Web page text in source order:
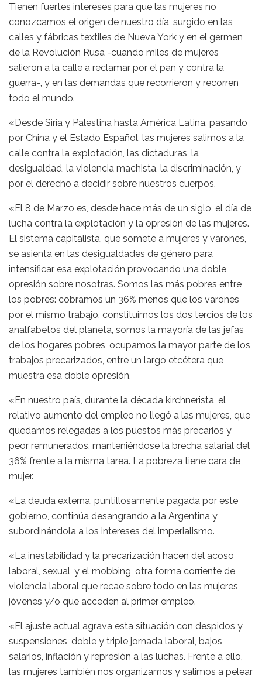
Tienen fuertes intereses para que las mujeres no
conozcamos el origen de nuestro día, surgido en las
calles y fábricas textiles de Nueva York y en el germen
de la Revolución Rusa -cuando miles de mujeres
salieron a la calle a reclamar por el pan y contra la
guerra-, y en las demandas que recorrieron y recorren
todo el mundo.
«Desde Siria y Palestina hasta América Latina, pasando
por China y el Estado Español, las mujeres salimos a la
calle contra la explotación, las dictaduras, la
desigualdad, la violencia machista, la discriminación, y
por el derecho a decidir sobre nuestros cuerpos.
«El 8 de Marzo es, desde hace más de un siglo, el día de
lucha contra la explotación y la opresión de las mujeres.
El sistema capitalista, que somete a mujeres y varones,
se asienta en las desigualdades de género para
intensificar esa explotación provocando una doble
opresión sobre nosotras. Somos las más pobres entre
los pobres: cobramos un 36% menos que los varones
por el mismo trabajo, constituimos los dos tercios de los
analfabetos del planeta, somos la mayoría de las jefas
de los hogares pobres, ocupamos la mayor parte de los
trabajos precarizados, entre un largo etcétera que
muestra esa doble opresión.
«En nuestro país, durante la década kirchnerista, el
relativo aumento del empleo no llegó a las mujeres, que
quedamos relegadas a los puestos más precarios y
peor remunerados, manteniéndose la brecha salarial del
36% frente a la misma tarea. La pobreza tiene cara de
mujer.
«La deuda externa, puntillosamente pagada por este
gobierno, continúa desangrando a la Argentina y
subordinándola a los intereses del imperialismo.
«La inestabilidad y la precarización hacen del acoso
laboral, sexual, y el mobbing, otra forma corriente de
violencia laboral que recae sobre todo en las mujeres
jóvenes y/o que acceden al primer empleo.
«El ajuste actual agrava esta situación con despidos y
suspensiones, doble y triple jornada laboral, bajos
salarios, inflación y represión a las luchas. Frente a ello,
las mujeres también nos organizamos y salimos a pelear